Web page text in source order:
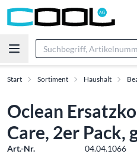
Start Sortiment Haushalt
Oclean
Care, 2er Pack,
Art.-Nr.
04.04.1066